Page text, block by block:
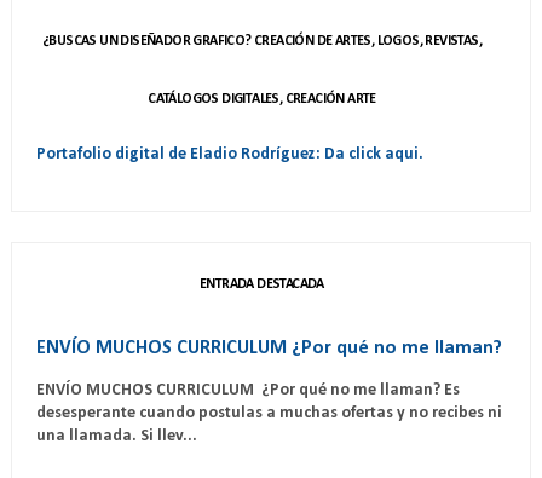
¿BUSCAS UN DISEÑADOR GRAFICO? CREACIÓN DE ARTES, LOGOS, REVISTAS,
CATÁLOGOS DIGITALES, CREACIÓN ARTE
Portafolio digital de Eladio Rodríguez: Da click aqui.
ENTRADA DESTACADA
ENVÍO MUCHOS CURRICULUM ¿Por qué no me llaman?
ENVÍO MUCHOS CURRICULUM ¿Por qué no me llaman? Es
desesperante cuando postulas a muchas ofertas y no recibes ni
una llamada. Si llev...